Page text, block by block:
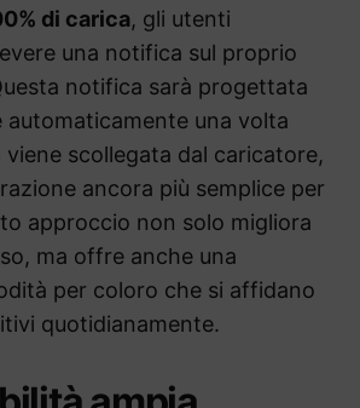
di carica, gli utenti
una notifica sul proprio
notifica sarà progettata
automaticamente una volta
viene scollegata dal caricatore,
ancora più semplice per
approccio non solo migliora
ma offre anche una
per coloro che si affidano
quotidianamente.